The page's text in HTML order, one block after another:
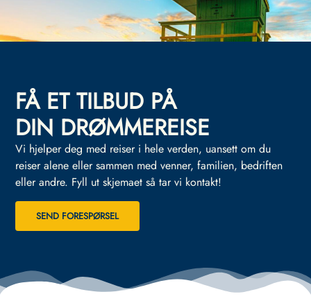
FÅ ET TILBUD PÅ
DIN DRØMMEREISE
Vi hjelper deg med reiser i hele verden, uansett om du
reiser alene eller sammen med venner, familien, bedriften
eller andre. Fyll ut skjemaet så tar vi kontakt!
SEND FORESPØRSEL